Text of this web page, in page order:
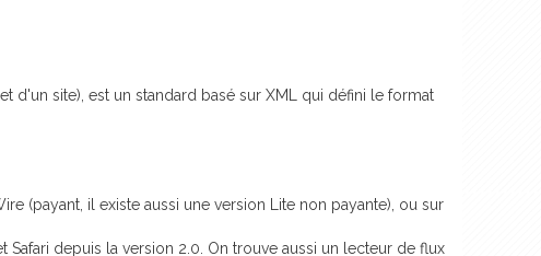
d'un site), est un standard basé sur XML qui défini le format
(payant, il existe aussi une version Lite non payante), ou sur
depuis la version 2.0. On trouve aussi un lecteur de flux